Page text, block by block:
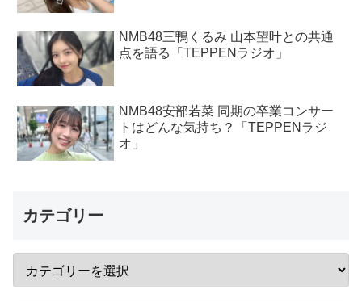
NMB48三鴨くるみ 山本望叶との共通
点を語る「TEPPENラジオ」
NMB48安部若菜 同期の卒業コンサー
トはどんな気持ち？「TEPPENラジ
オ」
カテゴリー